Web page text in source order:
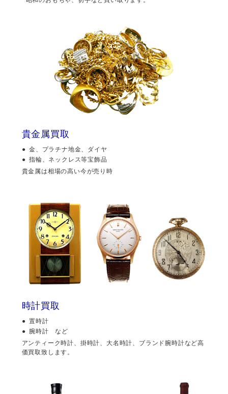
貴金属買取
金、プラチナ地金、ダイヤ
指輪、ネックレス等宝飾品
貴金属は相場の高い今が売り時
時計買取
置時計
腕時計 など
アンティーク時計、掛時計、大名時計、ブランド腕時計など高
価買取致します。